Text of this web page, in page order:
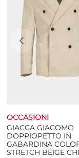
GIACCA GIACOMO
DOPPIOPETTO IN
GABARDINA
STRETCH BEIGE
OCCASIONI